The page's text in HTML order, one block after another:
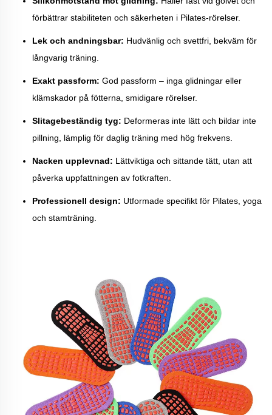
förbättrar stabiliteten och säkerheten i Pilates-rörelser.
Lek och andningsbar: Hudvänlig och svettfri, bekväm för
långvarig träning.
Exakt passform: God passform – inga glidningar eller
klämskador på fötterna, smidigare rörelser.
Slitagebeständig tyg: Deformeras inte lätt och bildar inte
pillning, lämplig för daglig träning med hög frekvens.
Nacken upplevnad: Lättviktiga och sittande tätt, utan att
påverka uppfattningen av fotkraften.
Professionell design: Utformade specifikt för Pilates, yoga
och stamträning.